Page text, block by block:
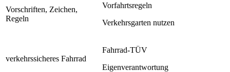
Vorschriften, Zeichen,
Regeln
Vorfahrtsregeln
Verkehrsgarten nutzen
verkehrssicheres Fahrrad
Fahrrad-TÜV
Eigenverantwortung